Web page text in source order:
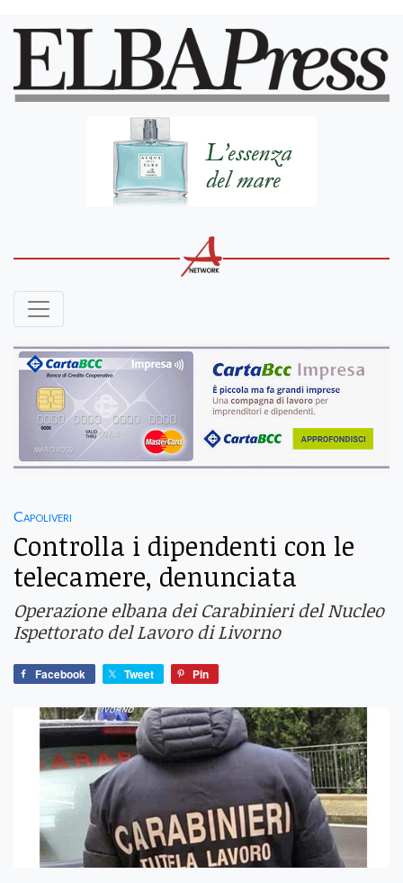
Capoliveri
Controlla i dipendenti con le
telecamere, denunciata
Operazione elbana dei Carabinieri del Nucleo
Ispettorato del Lavoro di Livorno
Facebook Tweet Pin